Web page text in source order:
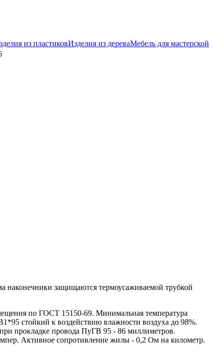
из пластиковИзделия из дереваМебель для мастерской
наконечники защищаются термоусаживаемой трубкой
по ГОСТ 15150-69. Минимальная температура
стойкий к воздействию влажности воздуха до 98%.
прокладке провода ПуГВ 95 - 86 миллиметров.
Активное сопротивление жилы - 0,2 Ом на километр.